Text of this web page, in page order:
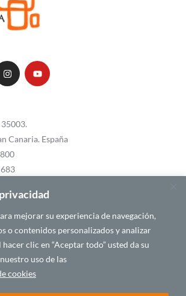
mejorar su experiencia de navegación,
o contenidos personalizados y analizar
clic en “Aceptar todo” usted da su
uso de las
cookies
Canaria. España